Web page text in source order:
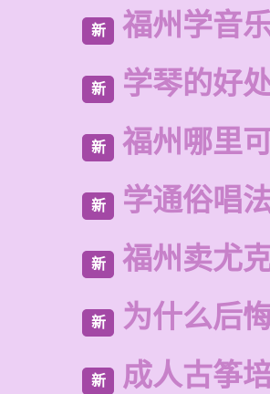
新 福州学音
新 学琴的好
新 福州哪里
新 学通俗唱
新 福州卖尤
新 为什么后
新 成人古筝